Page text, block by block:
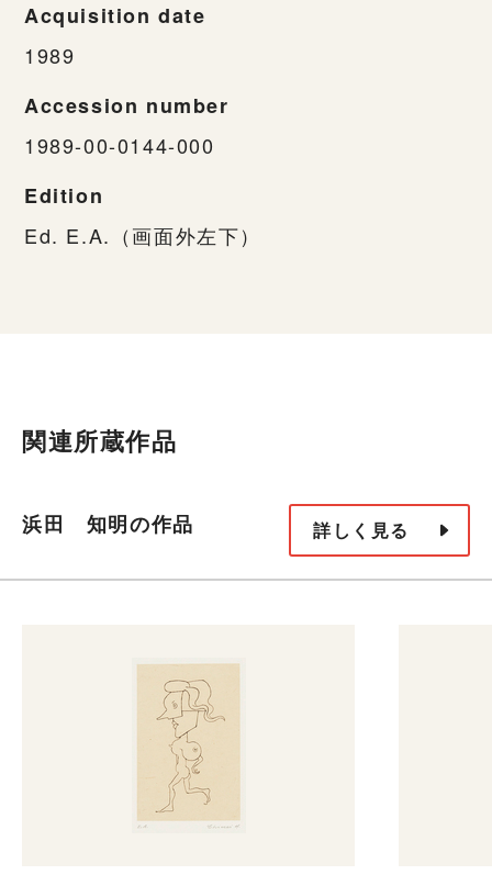
Acquisition date
1989
Accession number
1989-00-0144-000
Edition
Ed. E.A.（画面外左下）
関連所蔵作品
浜田 知明の作品 詳しく見る